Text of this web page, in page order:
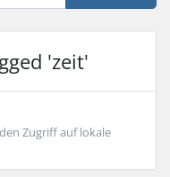
'zeit'
Zugriff auf lokale